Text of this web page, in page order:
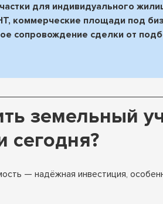
для индивидуального
коммерческие площади под
сопровождение сделки от
земельный
сегодня?
— надёжная инвестиция,